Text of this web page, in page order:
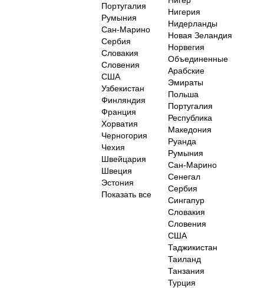
Португалия
Румыния
Сан-Марино
Сербия
Словакия
Словения
США
Узбекистан
Финляндия
Франция
Хорватия
Черногория
Чехия
Швейцария
Швеция
Эстония
Показать все
Нигерия
Нидерланды
Новая Зеландия
Норвегия
Объединенные
Арабские
Эмираты
Польша
Португалия
Республика
Македония
Руанда
Румыния
Сан-Марино
Сенегал
Сербия
Сингапур
Словакия
Словения
США
Таджикистан
Таиланд
Танзания
Турция